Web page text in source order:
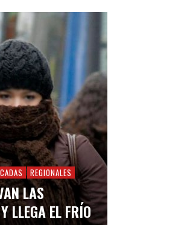
REGIONALES
LAS
LLEGA EL FRÍO